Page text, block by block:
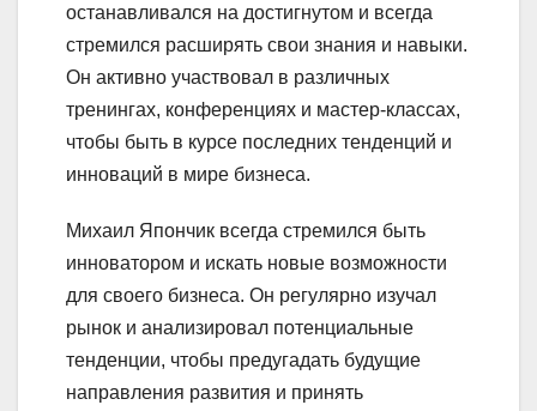
останавливался на достигнутом и всегда
стремился расширять свои знания и навыки.
Он активно участвовал в различных
тренингах, конференциях и мастер-классах,
чтобы быть в курсе последних тенденций и
инноваций в мире бизнеса.
Михаил Япончик всегда стремился быть
инноватором и искать новые возможности
для своего бизнеса. Он регулярно изучал
рынок и анализировал потенциальные
тенденции, чтобы предугадать будущие
направления развития и принять